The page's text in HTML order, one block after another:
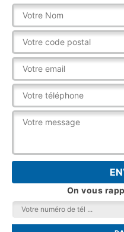
On vous